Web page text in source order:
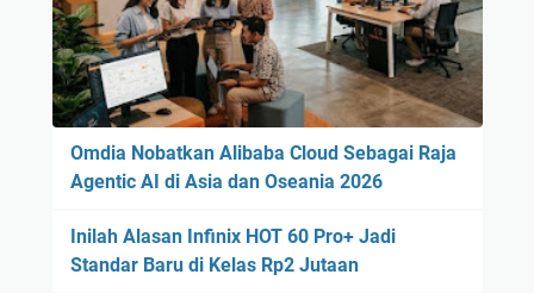
Omdia Nobatkan Alibaba Cloud Sebagai Raja
Agentic AI di Asia dan Oseania 2026
Inilah Alasan Infinix HOT 60 Pro+ Jadi
Standar Baru di Kelas Rp2 Jutaan